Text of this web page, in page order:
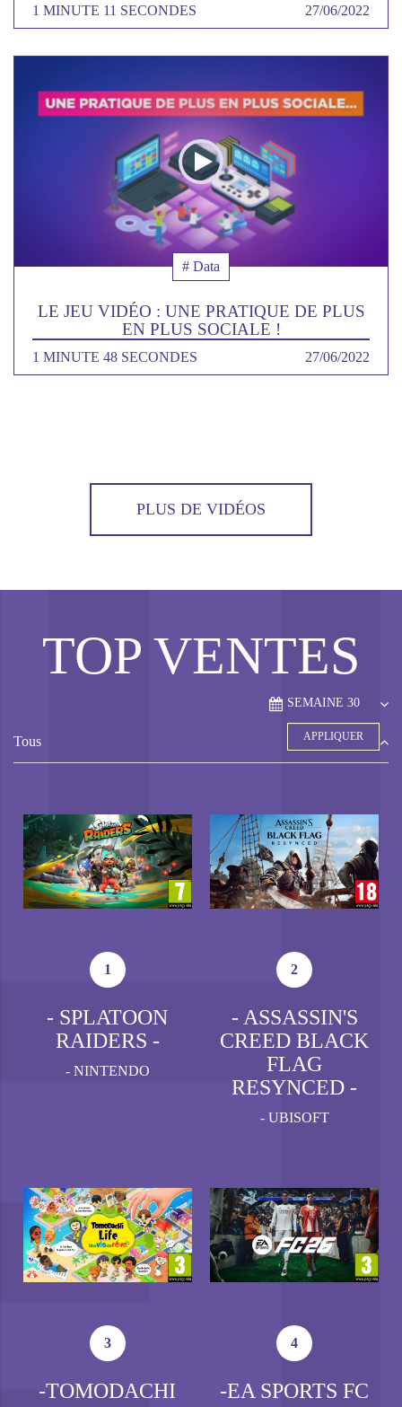
DURÉE
1 MINUTE 11 SECONDES DATE
27/06/2022
video
Thématique
# Data
LE JEU VIDÉO : UNE PRATIQUE DE PLUS
EN PLUS SOCIALE !
DURÉE
1 MINUTE 48 SECONDES DATE
27/06/2022
PLUS DE VIDÉOS
TOP VENTES
Tous
1
- SPLATOON
RAIDERS -
- NINTENDO
2
- ASSASSIN'S
CREED BLACK
FLAG
RESYNCED -
- UBISOFT
3
-TOMODACHI
4
-EA SPORTS FC